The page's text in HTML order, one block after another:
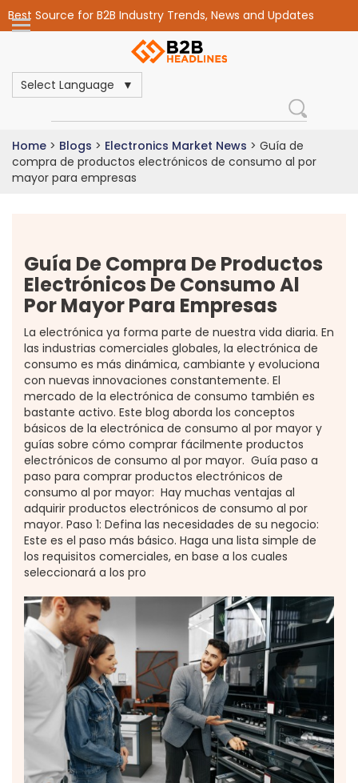
Best Source for B2B Industry Trends, News and Updates
Select Language
Home > Blogs > Electronics Market News > Guía de
compra de productos electrónicos de consumo al por
mayor para empresas
Guía De Compra De Productos
Electrónicos De Consumo Al
Por Mayor Para Empresas
La electrónica ya forma parte de nuestra vida diaria. En
las industrias comerciales globales, la electrónica de
consumo es más dinámica, cambiante y evoluciona
con nuevas innovaciones constantemente. El
mercado de la electrónica de consumo también es
bastante activo. Este blog aborda los conceptos
básicos de la electrónica de consumo al por mayor y
guías sobre cómo comprar fácilmente productos
electrónicos de consumo al por mayor. Guía paso a
paso para comprar productos electrónicos de
consumo al por mayor: Hay muchas ventajas al
adquirir productos electrónicos de consumo al por
mayor. Paso 1: Defina las necesidades de su negocio:
Este es el paso más básico. Haga una lista simple de
los requisitos comerciales, en base a los cuales
seleccionará a los pro